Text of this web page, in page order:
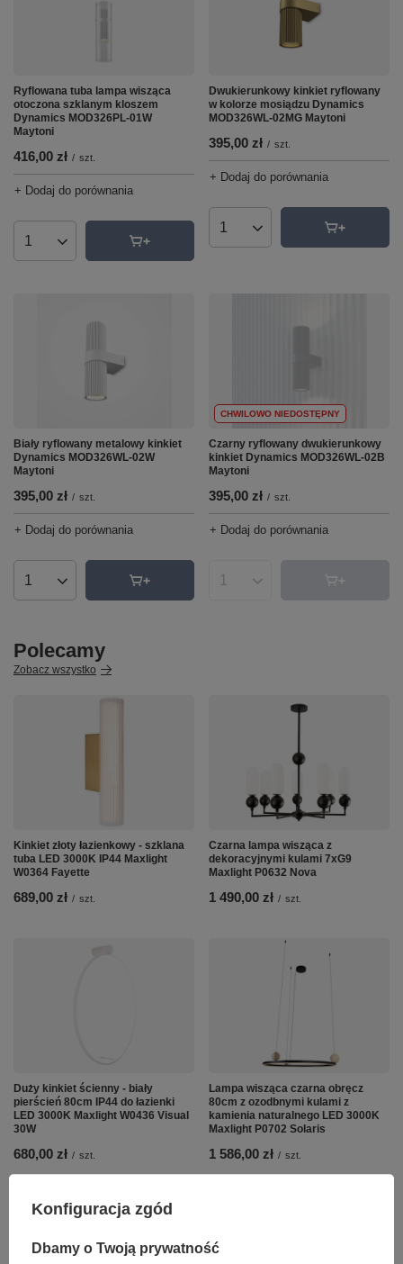
Ryflowana tuba lampa wisząca
otoczona szklanym kloszem
Dynamics MOD326PL-01W
Maytoni
416,00 zł / szt.
+ Dodaj do porównania
Ilość produktów
Dwukierunkowy kinkiet ryflowany
w kolorze mosiądzu Dynamics
MOD326WL-02MG Maytoni
395,00 zł / szt.
+ Dodaj do porównania
Ilość produktów
Biały ryflowany metalowy kinkiet
Dynamics MOD326WL-02W
Maytoni
395,00 zł / szt.
+ Dodaj do porównania
Ilość produktów
CHWILOWO NIEDOSTĘPNY
Czarny ryflowany dwukierunkowy
kinkiet Dynamics MOD326WL-02B
Maytoni
395,00 zł / szt.
+ Dodaj do porównania
Ilość produktów
Polecamy
Zobacz wszystko
Kinkiet złoty łazienkowy - szklana
tuba LED 3000K IP44 Maxlight
W0364 Fayette
689,00 zł / szt.
Czarna lampa wisząca z
dekoracyjnymi kulami 7xG9
Maxlight P0632 Nova
1 490,00 zł / szt.
Duży kinkiet ścienny - biały
pierścień 80cm IP44 do łazienki
LED 3000K Maxlight W0436 Visual
30W
680,00 zł / szt.
Lampa wisząca czarna obręcz
80cm z ozodbnymi kulami z
kamienia naturalnego LED 3000K
Maxlight P0702 Solaris
1 586,00 zł / szt.
Konfiguracja zgód
Dbamy o Twoją prywatność